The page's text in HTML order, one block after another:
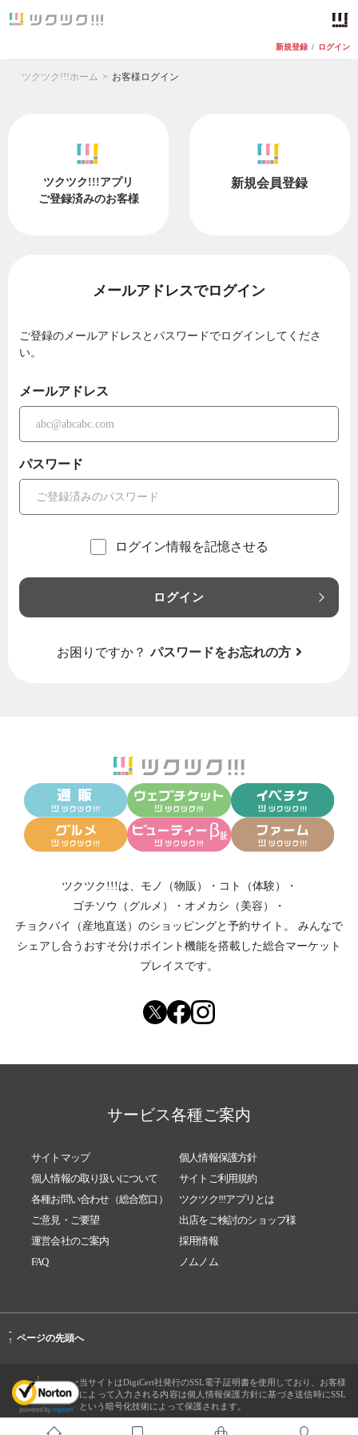
新規登録 / ログイン
ツクツク!!!ホーム お客様ログイン
ツクツク!!!アプリ
ご登録済みのお客様
新規会員登録
メールアドレスでログイン
ご登録のメールアドレスとパスワードでログインしてくださ
い。
メールアドレス
パスワード
ログイン情報を記憶させる
ログイン
お困りですか？ パスワードをお忘れの方
ツクツク!!!は、 モノ（物販） ・ コト（体験）
・
ゴチソウ（グルメ）
・ オメカシ（美容）
・
チョクバイ（産地直送） のショッピングと予約サイト。
みんなで
シェアし合う おすそ分けポイント機能を搭載した総合マーケット
プレイスです。
サービス各種ご案内
サイトマップ
個人情報保護方針
個人情報の取り扱いについて
サイトご利用規約
各種お問い合わせ（総合窓口）
ツクツク!!!アプリとは
ご意見・ご要望
出店をご検討のショップ様
運営会社のご案内
採用情報
FAQ
ノムノム
-
↑ ページの先頭へ
当サイトはDigiCert社発行のSSL電子証明書を使用しており、お客様
によって入力される内容は個人情報保護方針に基づき送信時にSSL
という暗号化技術によって保護されます。